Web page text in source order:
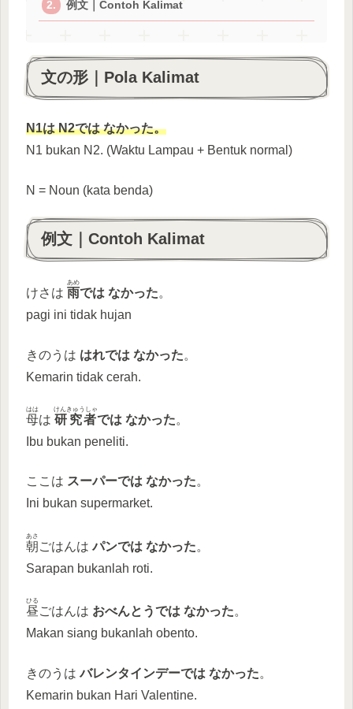
例文｜Contoh Kalimat
文の形｜Pola Kalimat
N1は N2では なかった。
N1 bukan N2. (Waktu Lampau + Bentuk normal)
N = Noun (kata benda)
例文｜Contoh Kalimat
けさは 雨
あめ
では なかった。
pagi ini tidak hujan
きのうは はれでは なかった。
Kemarin tidak cerah.
母
はは
は 研究者
けんきゅうしゃ
では なかった。
Ibu bukan peneliti.
ここは スーパーでは なかった。
Ini bukan supermarket.
朝
あさ
ごはんは パンでは なかった。
Sarapan bukanlah roti.
昼
ひる
ごはんは おべんとうでは なかった。
Makan siang bukanlah obento.
きのうはバレンタインデーでは なかった。
Kemarin bukan Hari Valentine.